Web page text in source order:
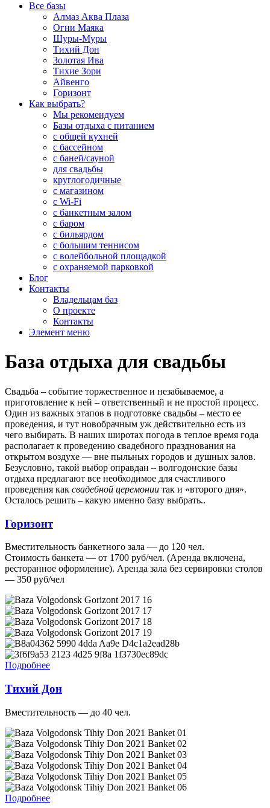
Все базы
Алмаз Аква Плаза
Огни Маяка
Шуры-Муры
Тихий Дон
Золотая Ива
Тихие Зори
Айвенго
Горизонт
Как выбрать?
Мы рекомендуем
Базы отдыха с питанием
с общей кухней
с бассейном
с баней/сауной
для свадьбы
круглогодичные
с магазином
с Wi-Fi
с банкетным залом
с баром
с бильярдом
с большим теннисом
с волейбольной площадкой
с охраняемой парковкой
Блог
Контакты
Владельцам баз
О проекте
Контакты
Элемент меню
База отдыха для свадьбы
Свадьба – событие торжественное и незабываемое, а
приготовление к ней – ответственный и не простой процесс.
Один из важных этапов в подготовке свадьбы – место ее
проведения, и тут новобрачным уж действительно есть из
чего выбирать. В наших широтах погода в теплое время года
располагает к проведению свадебного празднования на
открытом воздухе — вне пыльных городов и душных залов.
Безусловно, такой выбор оправдан – волгодонские базы
отдыха предлагают все необходимое для счастливого
проведения как свадебной церемонии так и «второго дня».
Осталось решить – какую именно базу выбрать..
Горизонт
Вместительность банкетного зала — до 120 чел.
Стоимость банкета — от 1700 руб/чел. (Аренда включена,
ресторанное оформление). Аренда зала без сервировки столов
— 350 руб/чел
Подробнее
Тихий Дон
Вместительность — до 40 чел.
Подробнее